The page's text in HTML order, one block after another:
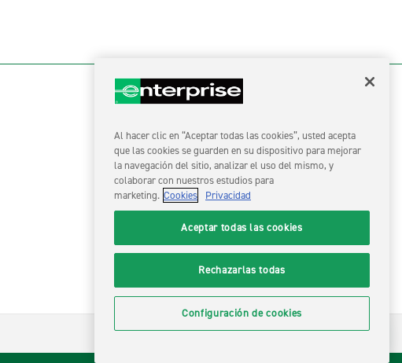
LinkedIn
Facebook
Instagram
© ENAE 2026 | Todos los Derechos Reservados.
Al hacer clic en “Aceptar todas las cookies”, usted acepta
que las cookies se guarden en su dispositivo para mejorar
la navegación del sitio, analizar el uso del mismo, y
colaborar con nuestros estudios para
marketing. Cookies Privacidad
Aceptar todas las cookies
Rechazarlas todas
Configuración de cookies